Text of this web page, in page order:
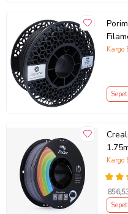
Kargo
Kargo
856